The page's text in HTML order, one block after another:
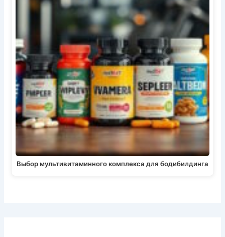
Выбор мультивитаминного комплекса для бодибилдинга